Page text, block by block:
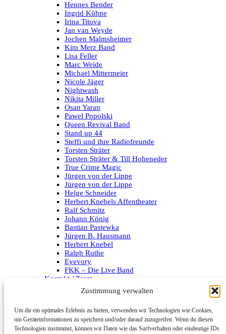
Zustimmung verwalten
Um dir ein optimales Erlebnis zu bieten, verwenden wir Technologien wie Cookies,
um Geräteinformationen zu speichern und/oder darauf zuzugreifen. Wenn du diesen
Technologien zustimmst, können wir Daten wie das Surfverhalten oder eindeutige IDs
Hennes Bender
Ingrid Kühne
Irina Titova
Jan van Weyde
Jochen Malmsheimer
Kim Merz Band
Lisa Feller
Marc Weide
Michael Mittermeier
Nicole Jäger
Nightwash
Nikita Miller
Osan Yaran
Pawel Popolski
Queen Revival Band
Stand up 44
Steffi und ihre Radiofreunde
Torsten Sträter
Torsten Sträter & Till Hoheneder
True Crime Magic
Jürgen von der Lippe
Jürgen von der Lippe
Helge Schneider
Herbert Knebels Affentheater
Ralf Schmitz
Johann König
Bastian Pastewka
Jürgen B. Hausmann
Herbert Knebel
Ralph Ruthe
Eyevory
FKK – Die Live Band
Kontakt / Team
Datenschutzerklärung
Archiv